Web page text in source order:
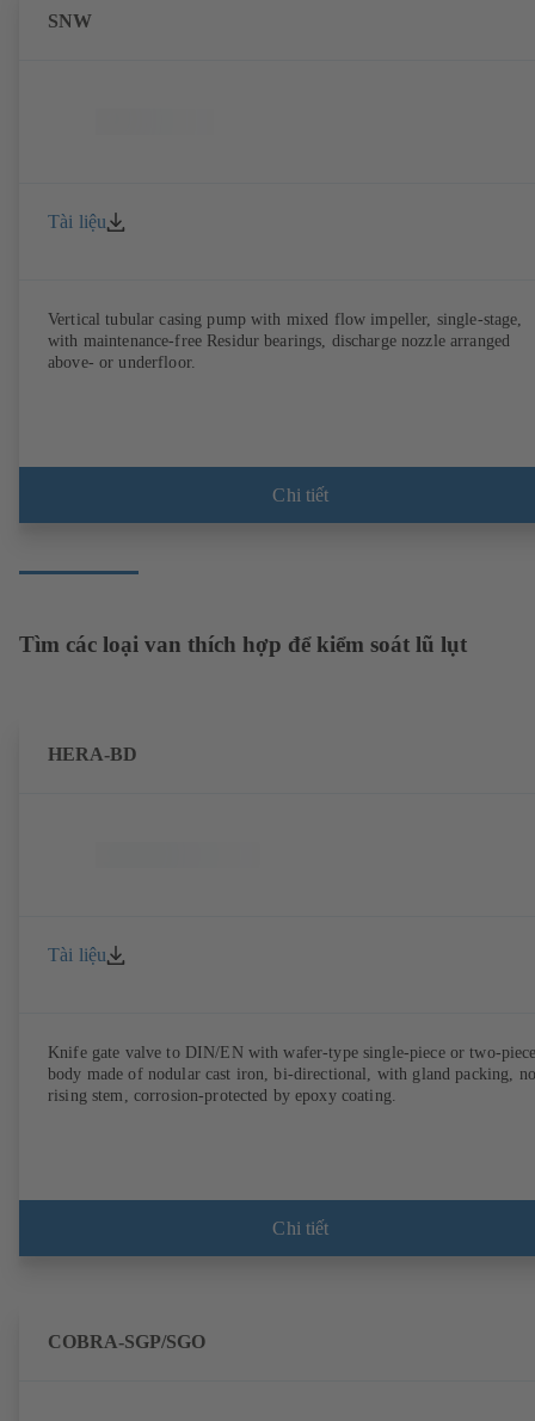
SNW
Tài liệu
Vertical tubular casing pump with mixed flow impeller, single-stage,
with maintenance-free Residur bearings, discharge nozzle arranged
above- or underfloor.
Chi tiết
Tìm các loại van thích hợp để kiểm soát lũ lụt
HERA-BD
Tài liệu
Knife gate valve to DIN/EN with wafer-type single-piece or two-
body made of nodular cast iron, bi-directional, with gland packing,
rising stem, corrosion-protected by epoxy coating.
Chi tiết
COBRA-SGP/SGO